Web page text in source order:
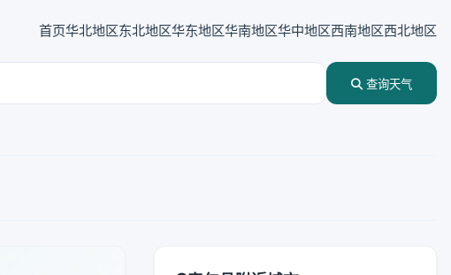
首页华北地区东北地区华东地区华南地区华中地区西南地区西北地区
查询天气